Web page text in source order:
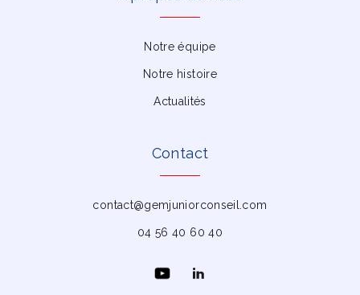
Notre équipe
Notre histoire
Actualités
Contact
contact@gemjuniorconseil.com
04 56 40 60 40